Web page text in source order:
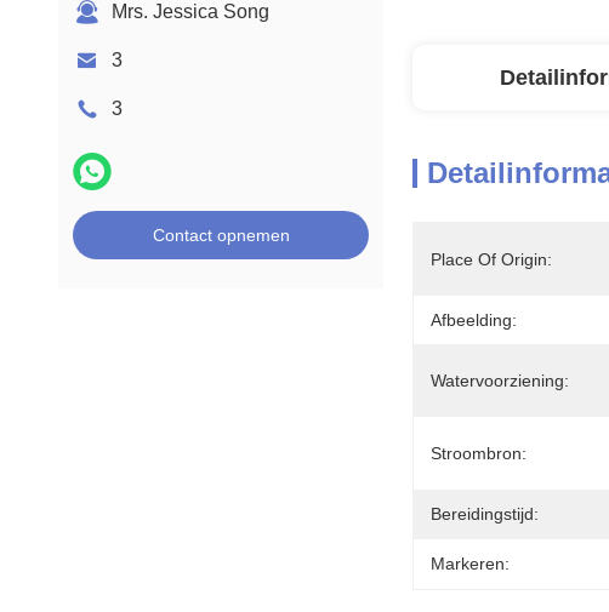
Mrs. Jessica Song
3
3
Contact opnemen
Place Of Origin:
Afbeelding:
Watervoorziening:
Stroombron:
Bereidingstijd:
Markeren: